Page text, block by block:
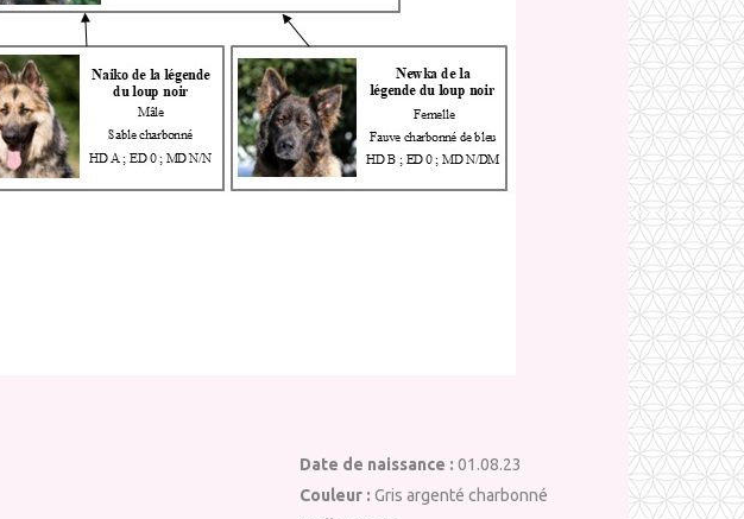
Date de naissance : 01.08.23
Couleur : Gris argenté charbonné